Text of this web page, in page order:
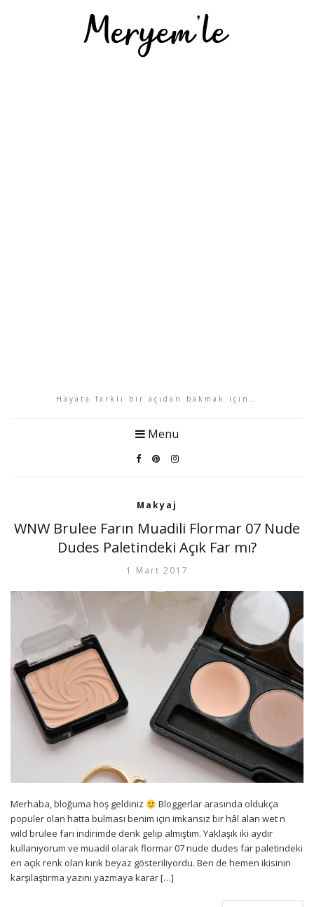
Hayata farklı bir açıdan bakmak için…
Menu
Makyaj
WNW Brulee Farın Muadili Flormar 07 Nude
Dudes Paletindeki Açık Far mı?
1 Mart 2017
Merhaba, bloğuma hoş geldiniz
Bloggerlar arasında oldukça
popüler olan hatta bulması benim için imkansız bir hâl alan wet n
wild brulee farı indirimde denk gelip almıştım. Yaklaşık iki aydır
kullanıyorum ve muadil olarak flormar 07 nude dudes far paletindeki
en açık renk olan kırık beyaz gösteriliyordu. Ben de hemen ikisinin
karşılaştırma yazını yazmaya karar […]